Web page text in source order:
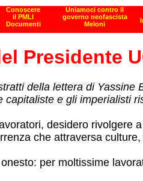
Presidente
della lettera di
capitaliste e gli imperialisti
desidero rivolgere
che attraversa
per moltissime